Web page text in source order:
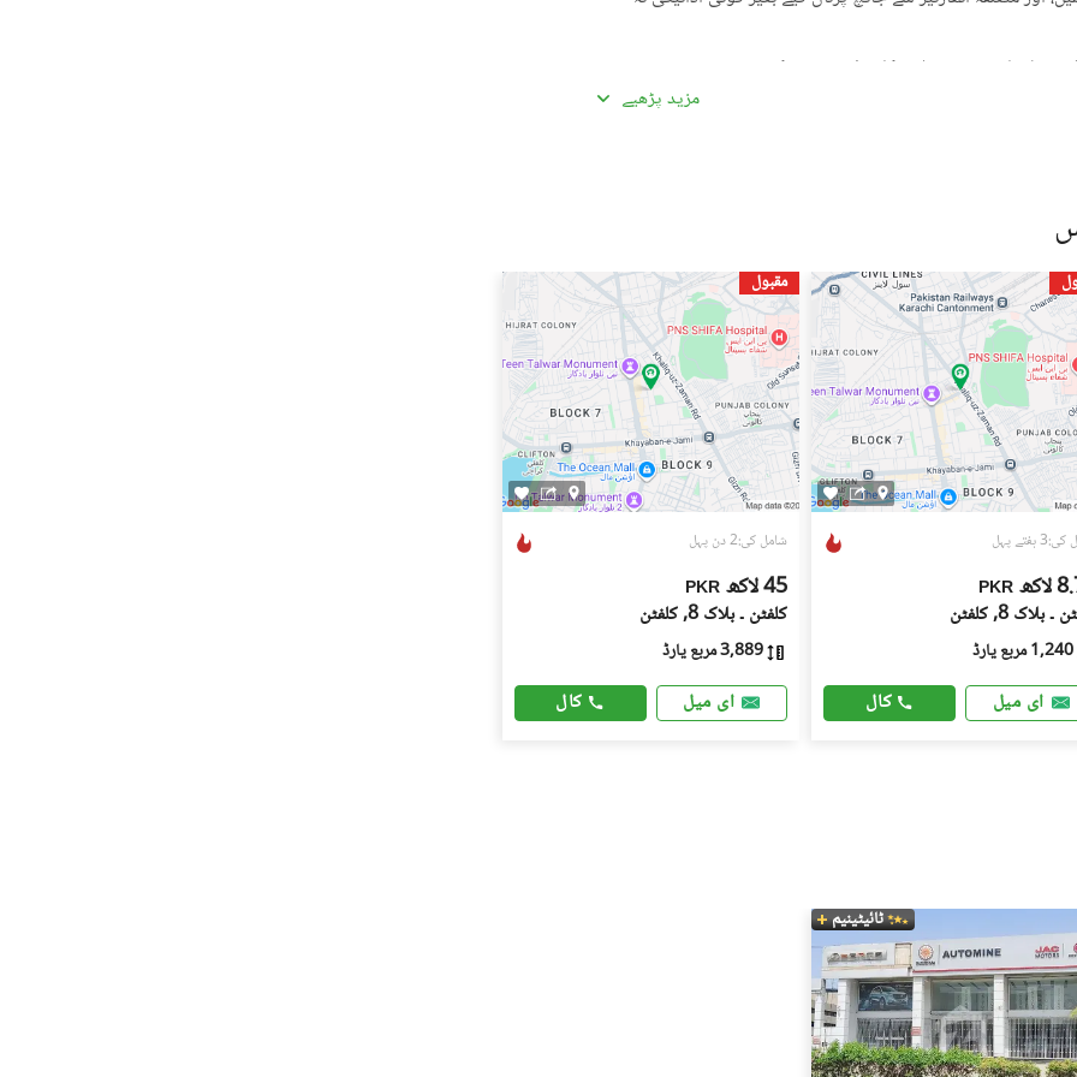
معلومات سے تفصیلات کا موازنہ ضرور کریں۔
اچھی لگیں۔ غیرمعمولی طور پر کم قیمتیں دھوکہ دہی کی
جائیداد پر کسی بھی قسم کی رکاوٹ یا تنازعے کی جانچ کریں۔
کسی قابل اعتماد شخص کو ساتھ لے جائیں۔
ذاتی یا مالی معلومات شیئر کرنے سے گریز کریں۔
کے لیے ذمہ دار نہیں ہے۔ تمام صارفین اپنے اشتہارات
خود ذمہ دار ہیں۔ کسی بھی معاہدے کو حتمی شکل دینے سے پہلے
اسٹیٹ ماہرین سے مشورہ حاصل کریں۔
مزید پڑھیے
مقبول
شامل کی:2 دن پہل
PKR 45 لاکھ
کلفٹن ۔ بلاک 8, کلفٹن
3,889 مربع یارڈ
ای میل کال
ہفتے پہل
PKR
۔ بلاک 8, کلفٹن
1,240 مربع یارڈ
ای میل کال
ٹائیٹینیم